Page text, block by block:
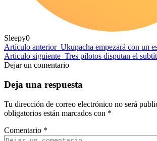
Sleepy0
Artículo anterior Ukupacha empezará con un
Artículo siguiente Tres pilotos disputan el
Dejar un comentario
Deja una respuesta
Tu dirección de correo electrónico no será
obligatorios están marcados con *
Comentario *